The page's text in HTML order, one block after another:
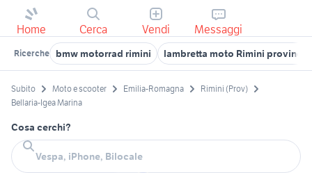
Home Cerca Vendi Messaggi
Ricerche bmw motorrad rimini lambretta moto Rimini provincia
Subito Moto e scooter Emilia-Romagna
Rimini (Prov)
Bellaria-Igea Marina
Cosa cerchi?